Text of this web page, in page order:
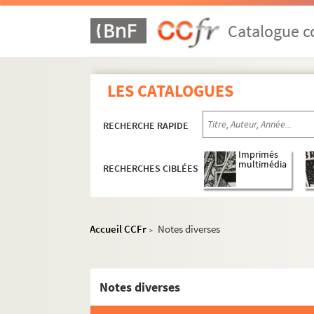
Catalogue
LES CATALOGUES
RECHERCHE RAPIDE
RECHERCHES CIBLÉES
Imprimés
multimédia
Accueil CCFr > Notes diverses
Notes diverses